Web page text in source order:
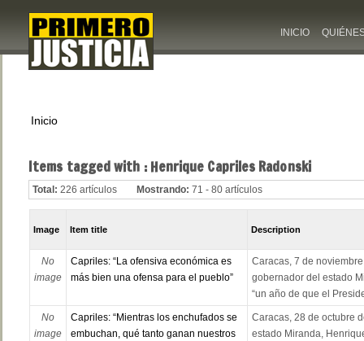
INICIO
Inicio
Items tagged with : Henrique Capriles Radonski
Total: 226 artículos Mostrando: 71 - 80 artículos
Image Item title Description
No
image
Capriles: “La ofensiva económica es
más bien una ofensa para el pueblo”
Caracas, 7 de
gobernador del estado
“un año de que el
No
image
Capriles: “Mientras los enchufados se
embuchan, qué tanto ganan nuestros
Caracas, 28 de octubre
estado Miranda,